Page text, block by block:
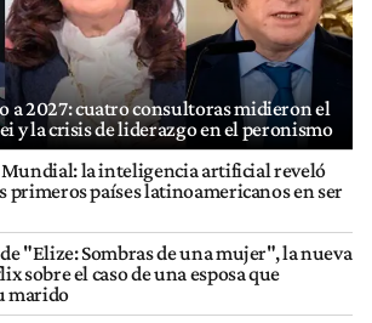
a 2027: cuatro consultoras midieron el
y la crisis de liderazgo en el peronismo
Mundial: la inteligencia artificial reveló
primeros países latinoamericanos en ser
"Elize: Sombras de una mujer", la nueva
sobre el caso de una esposa que
marido